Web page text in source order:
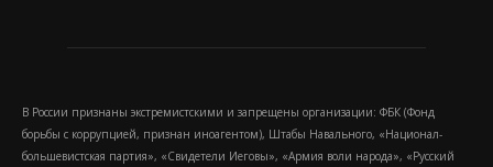
В России признаны экстремистскими и запрещены организации: ФБК (Фонд
борьбы с коррупцией, признан иноагентом), Штабы Навального, «Национал-
большевистская партия», «Свидетели Иеговы», «Армия воли народа», «Русский